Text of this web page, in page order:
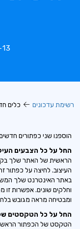
רשימת עדכונים כלים
הוספנו שני כפתורים
החל על כל הצבעים
הראשית של האתר שלך
העיצוב. לחיצה על כפתור
באתר האינטרנט שלך
וחלקים שונים. אפשרות
ומבטיחה מראה מגובש
החל על כל הטקסטים
הטקסט של הכפתור